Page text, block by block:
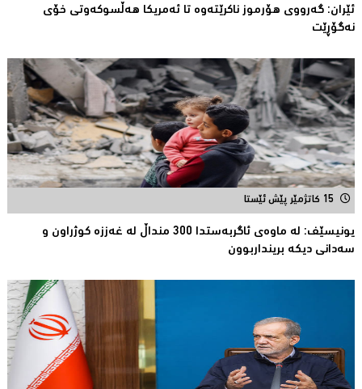
ئێران: گەرووی هۆرموز ناكرێتەوە تا ئەمریكا هەڵسوكەوتی خۆی
نەگۆڕێت
15 کاتژمێر پێش ئێستا
یونیسێف: لە ماوەی ئاگربەستدا 300 منداڵ لە غەززە كوژراون و
سەدانی دیكە برینداربوون